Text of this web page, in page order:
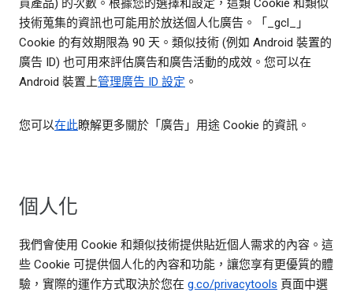
買產品) 的次數。根據您的選擇和設定，這類 Cookie 和類似
技術蒐集的資訊也可能用於放送個人化廣告。「_gcl_」
Cookie 的有效期限為 90 天。類似技術 (例如 Android 裝置的
廣告 ID) 也可用來評估廣告和廣告活動的成效。您可以在
Android 裝置上管理廣告 ID 設定 。
您可以在此瞭解更多關於「廣告」用途 Cookie 的資訊。
個人化
我們會使用 Cookie 和類似技術提供貼近個人需求的內容。這
些 Cookie 可提供個人化的內容和功能，讓您享有更優質的體
驗，實際的運作方式取決於您在 g.co/privacytools 頁面中選